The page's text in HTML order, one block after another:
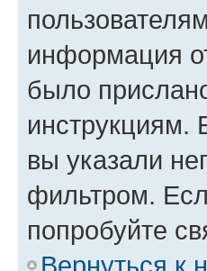
информация
было
инструкциям.
вы указали
фильтром.
попробуйте
Вернуться к